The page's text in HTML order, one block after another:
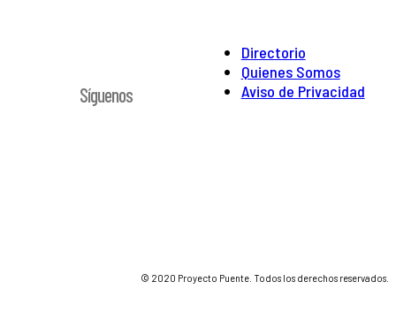
Directorio
Quienes Somos
Aviso de Privacidad
Síguenos
© 2020 Proyecto Puente. Todos los derechos reservados.